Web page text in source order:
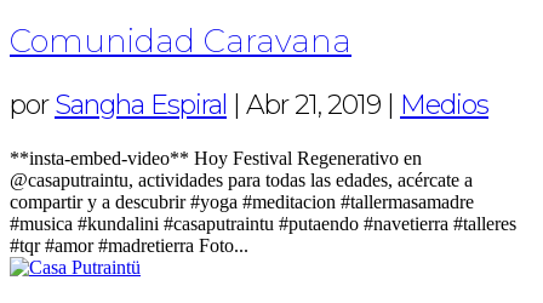
Comunidad Caravana
porSangha Espiral | Abr 21, 2019 | Medios
**insta-embed-video** Hoy Festival Regenerativo en
@casaputraintu, actividades para todas las edades, acércate a
compartir y a descubrir #yoga #meditacion #tallermasamadre
#musica #kundalini #casaputraintu #putaendo #navetierra #talleres
#tqr #amor #madretierra Foto...